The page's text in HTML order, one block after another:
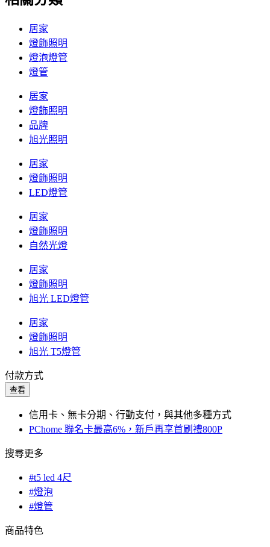
居家
燈飾照明
燈泡燈管
燈管
居家
燈飾照明
品牌
旭光照明
居家
燈飾照明
LED燈管
居家
燈飾照明
自然光燈
居家
燈飾照明
旭光 LED燈管
居家
燈飾照明
旭光 T5燈管
付款方式
查看
信用卡、無卡分期、行動支付，與其他多種方式
PChome 聯名卡最高6%，新戶再享首刷禮800P
搜尋更多
#t5 led 4尺
#燈泡
#燈管
商品特色